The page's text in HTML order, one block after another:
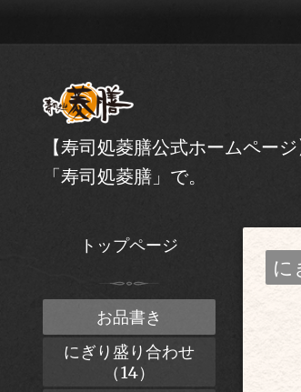
【寿司処菱膳公式ホームペー
「寿司処菱膳」で。
に
トップページ
お品書き
にぎり盛り合わせ
（14）